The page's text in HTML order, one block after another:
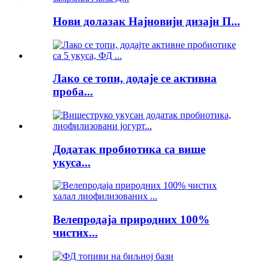
Нови долазак Најновији дизајн П...
Лако се топи, додаје се активна
проба...
Додатак пробиотика са више
укуса...
Велепродаја природних 100%
чистих...